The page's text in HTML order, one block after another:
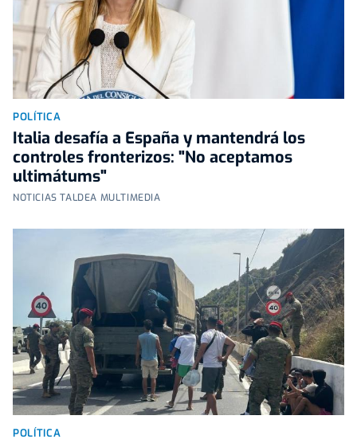
POLÍTICA
Italia desafía a España y mantendrá los
controles fronterizos: "No aceptamos
ultimátums"
NOTICIAS TALDEA MULTIMEDIA
POLÍTICA